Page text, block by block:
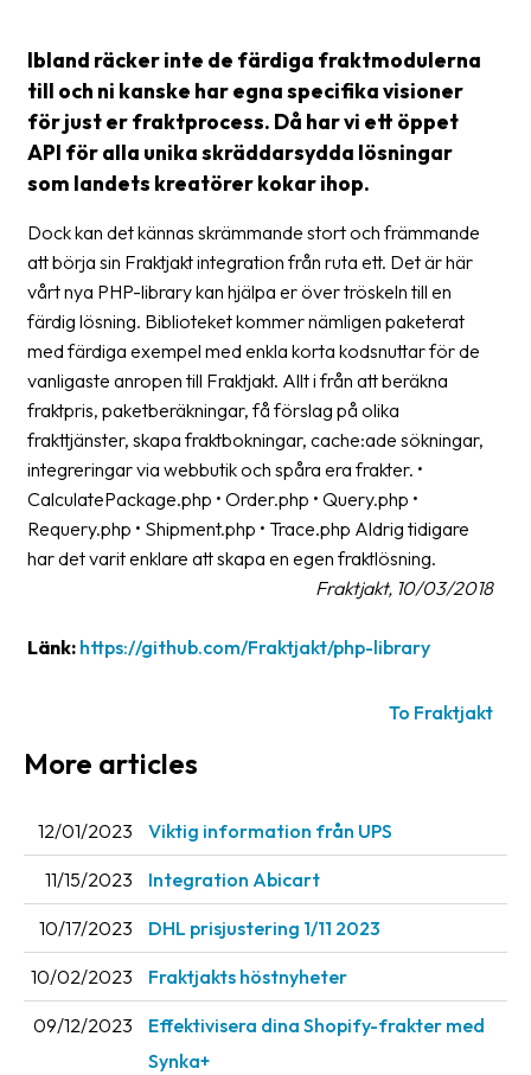
Manuals
Downloads
Barcode
scanner
Support
About
the
company
About
Fraktjakt
Media
Coworkers
Job
Contact
us
Terms
Terms
and
conditions
Privacy
Ibland räcker inte de färdiga fraktmodulerna
till och ni kanske har egna specifika visioner
för just er fraktprocess. Då har vi ett öppet
API för alla unika skräddarsydda lösningar
som landets kreatörer kokar ihop.
Dock kan det kännas skrämmande stort och främmande
att börja sin Fraktjakt integration från ruta ett. Det är här
vårt nya PHP-library kan hjälpa er över tröskeln till en
färdig lösning. Biblioteket kommer nämligen paketerat
med färdiga exempel med enkla korta kodsnuttar för de
vanligaste anropen till Fraktjakt. Allt i från att beräkna
fraktpris, paketberäkningar, få förslag på olika
frakttjänster, skapa fraktbokningar, cache:ade sökningar,
integreringar via webbutik och spåra era frakter. •
CalculatePackage.php • Order.php • Query.php •
Requery.php • Shipment.php • Trace.php Aldrig tidigare
har det varit enklare att skapa en egen fraktlösning.
Fraktjakt, 10/03/2018
Länk: https://github.com/Fraktjakt/php-library
To Fraktjakt
More articles
12/01/2023 Viktig information från UPS
11/15/2023 Integration Abicart
10/17/2023 DHL prisjustering 1/11 2023
10/02/2023 Fraktjakts höstnyheter
09/12/2023
Effektivisera dina Shopify-frakter med
Synka+